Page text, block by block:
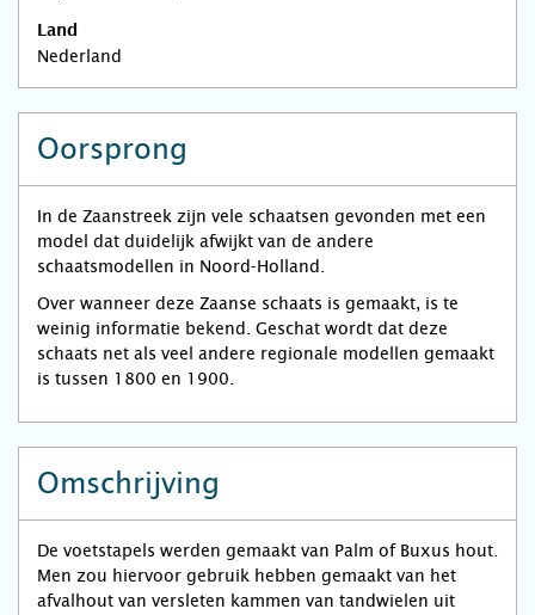
Land
Nederland
Oorsprong
In de Zaanstreek zijn vele schaatsen gevonden met een
model dat duidelijk afwijkt van de andere
schaatsmodellen in Noord-Holland.
Over wanneer deze Zaanse schaats is gemaakt, is te
weinig informatie bekend. Geschat wordt dat deze
schaats net als veel andere regionale modellen gemaakt
is tussen 1800 en 1900.
Omschrijving
De voetstapels werden gemaakt van Palm of Buxus hout.
Men zou hiervoor gebruik hebben gemaakt van het
afvalhout van versleten kammen van tandwielen uit